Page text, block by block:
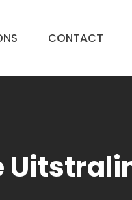
CONTACT